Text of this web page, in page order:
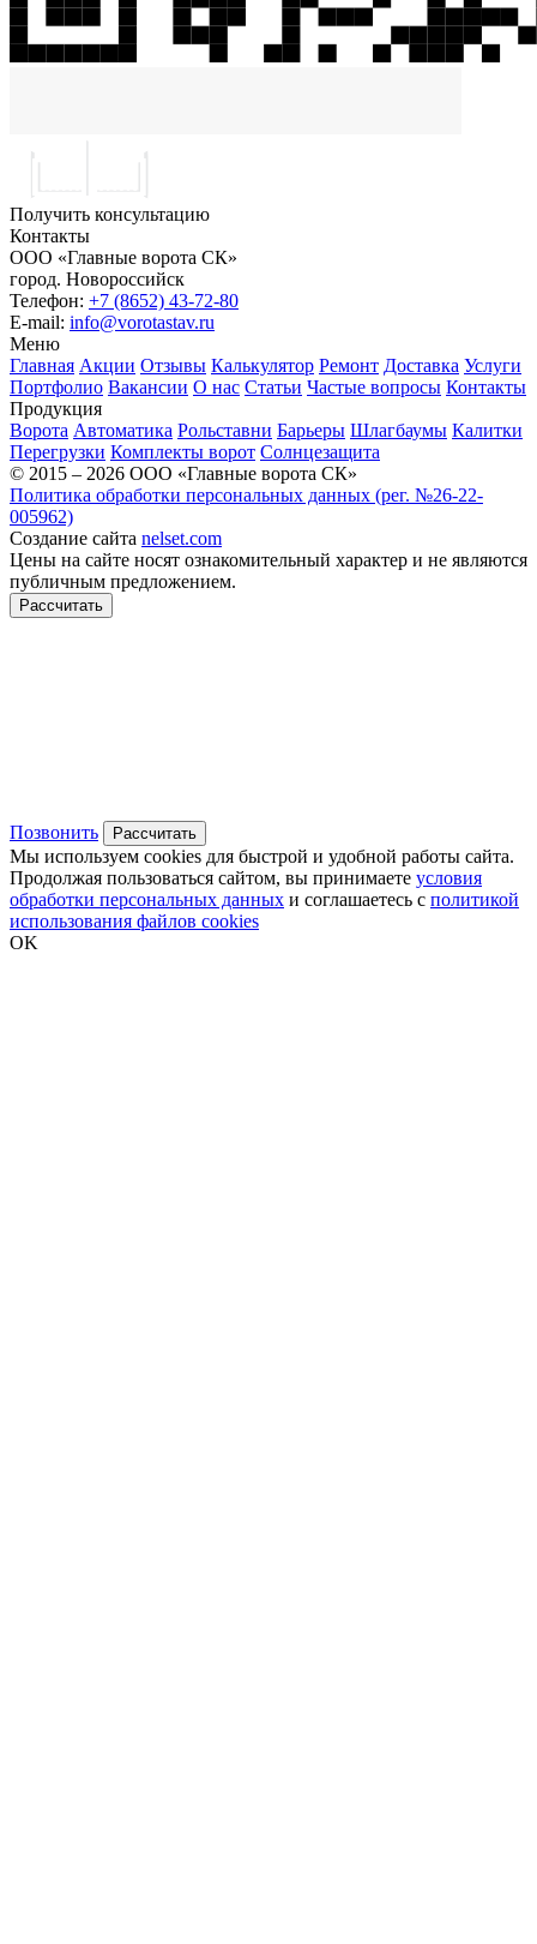
Получить консультацию
Контакты
ООО «Главные ворота СК»
город. Новороссийск
Телефон: +7 (8652) 43-72-80
E-mail: info@vorotastav.ru
Меню
Главная Акции Отзывы Калькулятор Ремонт Доставка Услуги
Портфолио Вакансии О нас Статьи Частые вопросы Контакты
Продукция
Ворота Автоматика Рольставни Барьеры Шлагбаумы Калитки
Перегрузки Комплекты ворот Солнцезащита
© 2015 – 2026 ООО «Главные ворота СК»
Политика обработки персональных данных (рег. №26-22-
005962)
Создание сайта nelset.com
Цены на сайте носят ознакомительный характер и не являются
публичным предложением.
Рассчитать
Позвонить Рассчитать
Мы используем cookies для быстрой и удобной работы сайта.
Продолжая пользоваться сайтом, вы принимаете условия
обработки персональных данных и соглашаетесь с политикой
использования файлов cookies
OK